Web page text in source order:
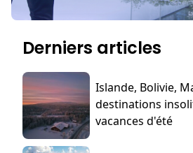
Derniers articles
Islande, Bolivie,
destinations
vacances d'été